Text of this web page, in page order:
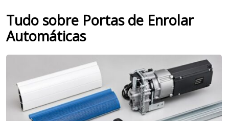
Tudo sobre Portas de Enrolar
Automáticas